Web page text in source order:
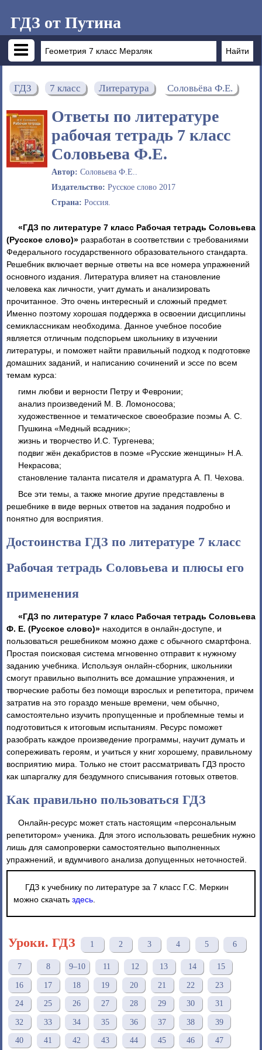
ГДЗ от Путина
ГДЗ 7 класс Литература Соловьёва Ф.Е.
Ответы по литературе
рабочая тетрадь 7 класс
Соловьева Ф.Е.
Автор: Соловьева Ф.Е..
Издательство: Русское слово 2017
Страна: Россия.
«ГДЗ по литературе 7 класс Рабочая тетрадь Соловьева
(Русское слово)» разработан в соответствии с требованиями
Федерального государственного образовательного стандарта.
Решебник включает верные ответы на все номера упражнений
основного издания. Литература влияет на становление
человека как личности, учит думать и анализировать
прочитанное. Это очень интересный и сложный предмет.
Именно поэтому хорошая поддержка в освоении дисциплины
семиклассникам необходима. Данное учебное пособие
является отличным подспорьем школьнику в изучении
литературы, и поможет найти правильный подход к подготовке
домашних заданий, и написанию сочинений и эссе по всем
темам курса:
гимн любви и верности Петру и Февронии;
анализ произведений М. В. Ломоносова;
художественное и тематическое своеобразие поэмы А. С.
Пушкина «Медный всадник»;
жизнь и творчество И.С. Тургенева;
подвиг жён декабристов в поэме «Русские женщины» Н.А.
Некрасова;
становление таланта писателя и драматурга А. П. Чехова.
Все эти темы, а также многие другие представлены в
решебнике в виде верных ответов на задания подробно и
понятно для восприятия.
Достоинства ГДЗ по литературе 7 класс
Рабочая тетрадь Соловьева и плюсы его
применения
«ГДЗ по литературе 7 класс Рабочая тетрадь Соловьева
Ф. Е. (Русское слово)» находится в онлайн-доступе, и
пользоваться решебником можно даже с обычного смартфона.
Простая поисковая система мгновенно отправит к нужному
заданию учебника. Используя онлайн-сборник, школьники
смогут правильно выполнить все домашние упражнения, и
творческие работы без помощи взрослых и репетитора, причем
затратив на это гораздо меньше времени, чем обычно,
самостоятельно изучить пропущенные и проблемные темы и
подготовиться к итоговым испытаниям. Ресурс поможет
разобрать каждое произведение программы, научит думать и
сопереживать героям, и учиться у книг хорошему, правильному
восприятию мира. Только не стоит рассматривать ГДЗ просто
как шпаргалку для бездумного списывания готовых ответов.
Как правильно пользоваться ГДЗ
Онлайн-ресурс может стать настоящим «персональным
репетитором» ученика. Для этого использовать решебник нужно
лишь для самопроверки самостоятельно выполненных
упражнений, и вдумчивого анализа допущенных неточностей.
ГДЗ к учебнику по литературе за 7 класс Г.С. Меркин
можно скачать здесь
Уроки. ГДЗ 1 2 3 4 5 6
7 8 9–10 11 12 13 14 15
16 17 18 19 20 21 22 23
24 25 26 27 28 29 30 31
32 33 34 35 36 37 38 39
40 41 42 43 44 45 46 47